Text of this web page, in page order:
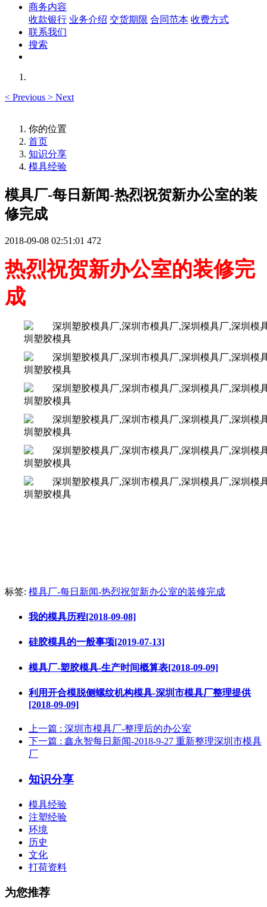
商务内容
收款银行 业务介绍 交货期限 合同范本 收费方式
联系我们
搜索
< Previous > Next
你的位置
首页
知识分享
模具经验
模具厂-每日新闻-热烈祝贺新办公室的装
修完成
2018-09-08 02:51:01 472
热烈祝贺新办公室的装修完
成
标签: 模具厂-每日新闻-热烈祝贺新办公室的装修完成
我的模具历程[2018-09-08]
硅胶模具的一般事项[2019-07-13]
模具厂-塑胶模具-生产时间概算表[2018-09-09]
利用开合模脱侧螺纹机构模具-深圳市模具厂整理提供
[2018-09-09]
上一篇 : 深圳市模具厂-整理后的办公室
下一篇 : 鑫永智每日新闻-2018-9-27 重新整理深圳市模具
厂
知识分享
模具经验
注塑经验
环境
历史
文化
打荷资料
为您推荐